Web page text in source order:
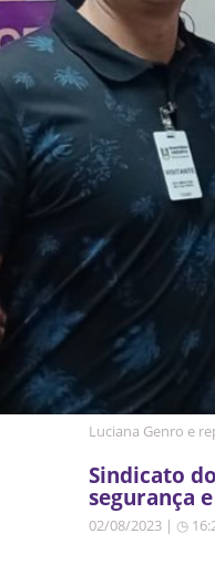
Luciana Genro e
Sindicato
segurança
02/08/2023 | ◷